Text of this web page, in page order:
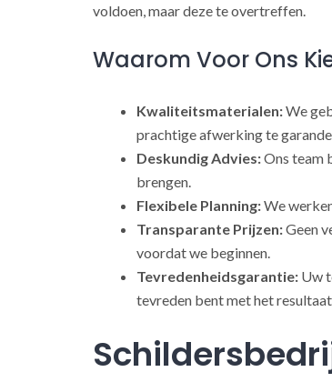
voldoen, maar deze te overtreffen.
Waarom Voor Ons
Kwaliteitsmaterialen:We
prachtige afwerking te
Deskundig Advies:Ons team
brengen.
Flexibele Planning:We
Transparante Prijzen:Geen
voordat we beginnen.
Tevredenheidsgarantie: Uw
tevreden bent met het resultaat.